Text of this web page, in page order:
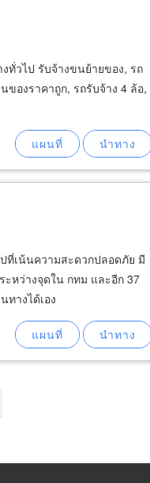
ทั่วไป รับจ้างขนย้ายของ, รถ
ของราคาถูก, รถรับจ้าง 4 ล้อ,
ที่เน้นความสะดวกปลอดภัย มี
หว่างจุดใน กทม และอีก 37
ทางได้เอง